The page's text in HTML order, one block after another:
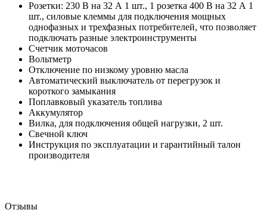
Розетки: 230 В на 32 А 1 шт., 1 розетка 400 В на 32 А 1
шт., силовые клеммы для подключения мощных
однофазных и трехфазных потребителей, что позволяет
подключать разные электроинструменты
Счетчик моточасов
Вольтметр
Отключение по низкому уровню масла
Автоматический выключатель от перегрузок и
короткого замыкания
Поплавковый указатель топлива
Аккумулятор
Вилка, для подключения общей нагрузки, 2 шт.
Свечной ключ
Инструкция по эксплуатации и гарантийный талон
производителя
Отзывы